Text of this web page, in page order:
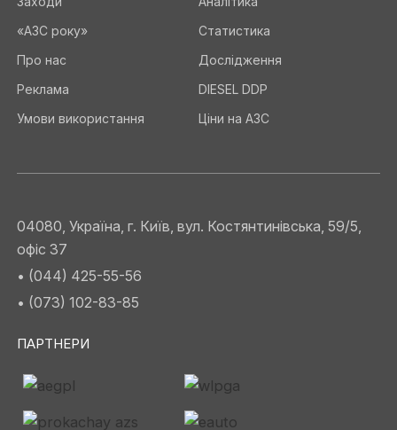
«АЗС року»
Про нас
Реклама
Умови використання
Статистика
Дослідження
DIESEL DDP
Ціни на АЗС
04080, Україна, г. Київ, вул. Костянтинівська, 59/5,
офіс 37
• (044) 425-55-56
• (073) 102-83-85
ПАРТНЕРИ